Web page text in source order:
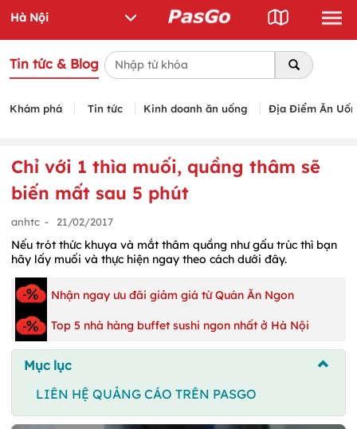
Tin tức & Blog
Khám phá Tin tức Kinh doanh ăn uống Địa Điểm Ăn
Chỉ với 1 thìa muối, quầng thâm sẽ
biến mất sau 5 phút
anhtc - 21/02/2017
Nếu trót thức khuya và mắt thâm quầng như gấu trúc thì bạn
hãy lấy muối và thực hiện ngay theo cách dưới đây.
Nhận ngay ưu đãi giảm giá từ Quán Ăn Ngon
Top 5 nhà hàng buffet sushi ngon nhất ở Hà Nội
Mục lục
LIÊN HỆ QUẢNG CÁO TRÊN PASGO